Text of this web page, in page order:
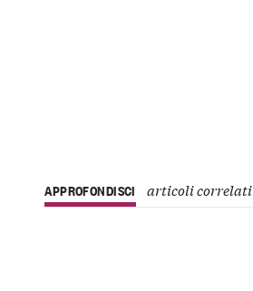
APPROFONDISCI articoli correlati